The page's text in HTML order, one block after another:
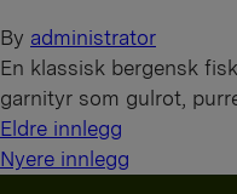
By administrator
En klassisk bergensk
garnityr som gulrot,
I
n
Eldre innlegg
Nyere innlegg